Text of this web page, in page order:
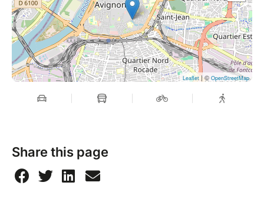
Leaflet | © OpenStreetMap
Share this page